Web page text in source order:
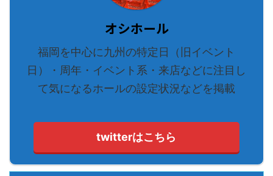
オシホール
福岡を中心に九州の特定日（旧イベント
日）・周年・イベント系・来店などに注目し
て気になるホールの設定状況などを掲載
twitterはこちら